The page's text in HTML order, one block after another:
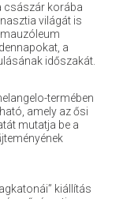
császár korába
világát is
a
időszakát.
termében
amely az ősi
mutatja be a
kiállítás